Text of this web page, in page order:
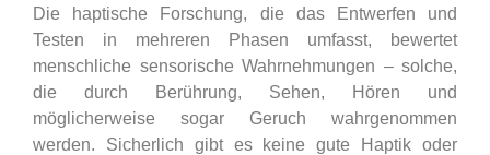
Die haptische Forschung, die das Entwerfen und
Testen in mehreren Phasen umfasst, bewertet
menschliche sensorische Wahrnehmungen – solche,
die durch Berührung, Sehen, Hören und
möglicherweise sogar Geruch wahrgenommen
werden. Sicherlich gibt es keine gute Haptik oder